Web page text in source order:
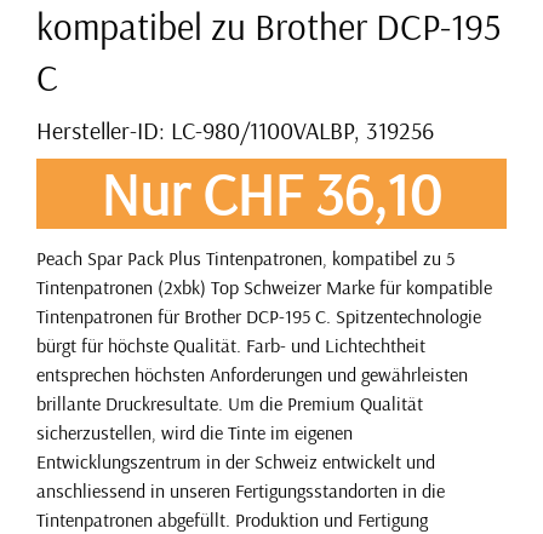
kompatibel zu Brother DCP-195
C
Hersteller-ID: LC-980/1100VALBP, 319256
Nur CHF 36,10
Peach Spar Pack Plus Tintenpatronen, kompatibel zu 5
Tintenpatronen (2xbk) Top Schweizer Marke für kompatible
Tintenpatronen für Brother DCP-195 C. Spitzentechnologie
bürgt für höchste Qualität. Farb- und Lichtechtheit
entsprechen höchsten Anforderungen und gewährleisten
brillante Druckresultate. Um die Premium Qualität
sicherzustellen, wird die Tinte im eigenen
Entwicklungszentrum in der Schweiz entwickelt und
anschliessend in unseren Fertigungsstandorten in die
Tintenpatronen abgefüllt. Produktion und Fertigung